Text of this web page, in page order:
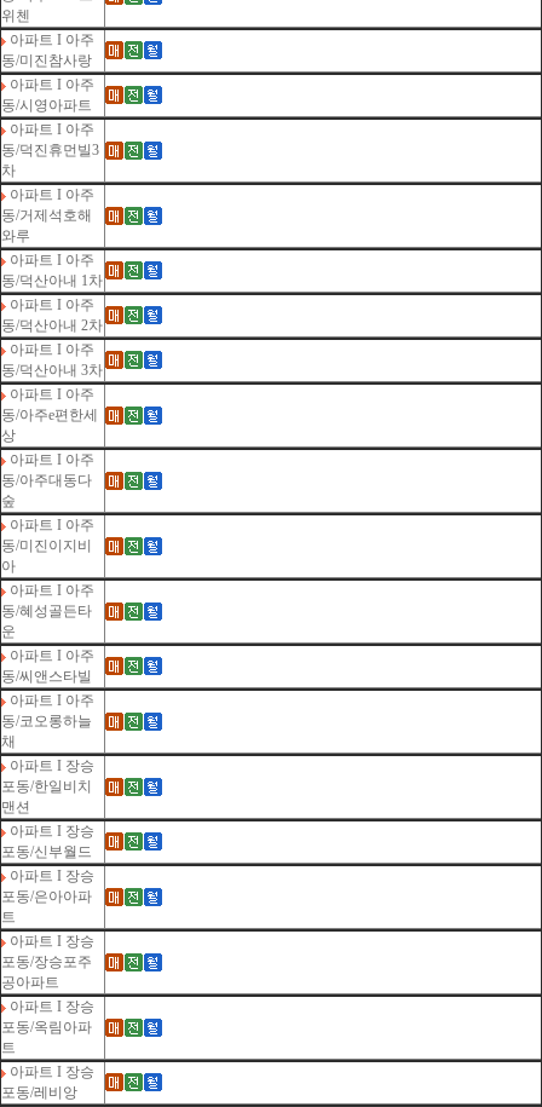
위첸
아파트 I 아주
동/미진참사랑
아파트 I 아주
동/시영아파트
아파트 I 아주
동/덕진휴먼빌3
차
아파트 I 아주
동/거제석호해
와루
아파트 I 아주
동/덕산아내 1차
아파트 I 아주
동/덕산아내 2차
아파트 I 아주
동/덕산아내 3차
아파트 I 아주
동/아주e편한세
상
아파트 I 아주
동/아주대동다
숲
아파트 I 아주
동/미진이지비
아
아파트 I 아주
동/혜성골든타
운
아파트 I 아주
동/씨앤스타빌
아파트 I 아주
동/코오롱하늘
채
아파트 I 장승
포동/한일비치
맨션
아파트 I 장승
포동/신부월드
아파트 I 장승
포동/은아아파
트
아파트 I 장승
포동/장승포주
공아파트
아파트 I 장승
포동/옥림아파
트
아파트 I 장승
포동/레비앙